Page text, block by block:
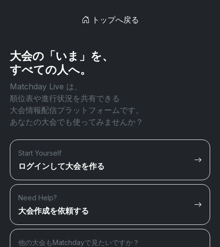
トップへ戻る
大会の「いま」を、
すべての人へ。
Matchday Live は、
順位表や進行状況を共有できる
大会情報配信プラットフォームです。
あなたの大会でも使ってみませんか？
Start Yourself
ログインして大会を作る
Need Help?
大会作成を依頼する
他の大会もMatchdayで見たいですか？